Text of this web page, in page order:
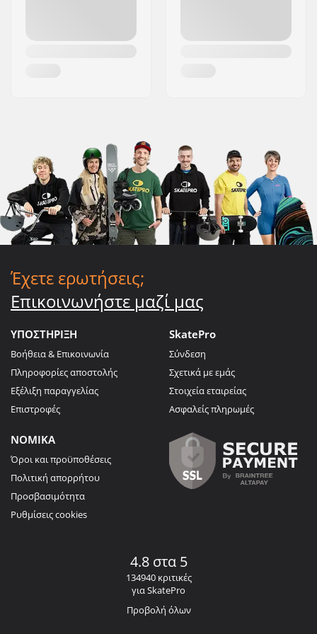
Έχετε ερωτήσεις;
Επικοινωνήστε μαζί μας
ΥΠΟΣΤΗΡΙΞΗ
Βοήθεια & Επικοινωνία
Πληροφορίες αποστολής
Εξέλιξη παραγγελίας
Επιστροφές
SkatePro
Σύνδεση
Σχετικά με εμάς
Στοιχεία εταιρείας
Ασφαλείς πληρωμές
ΝΟΜΙΚΑ
Όροι και προϋποθέσεις
Πολιτική απορρήτου
Προσβασιμότητα
Ρυθμίσεις cookies
4.8 στα 5
134940 κριτικές
για SkatePro
Προβολή όλων